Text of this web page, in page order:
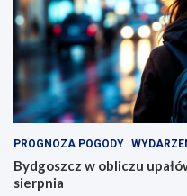
PROGNOZA POGODY
Bydgoszcz w obliczu
sierpnia